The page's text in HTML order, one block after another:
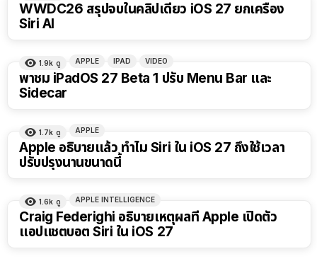
WWDC26 สรุปจบในคลิปเดียว iOS 27 ยกเครื่อง
Siri AI
1.9k ดู APPLE IPAD VIDEO
พาชม iPadOS 27 Beta 1 ปรับ Menu Bar และ
Sidecar
1.7k ดู APPLE
Apple อธิบายแล้ว ทำไม Siri ใน iOS 27 ถึงใช้เวลา
ปรับปรุงนานขนาดนี้
1.6k ดู APPLE INTELLIGENCE
Craig Federighi อธิบายเหตุผลที่ Apple เปิดตัว
แอปแชตบอต Siri ใน iOS 27